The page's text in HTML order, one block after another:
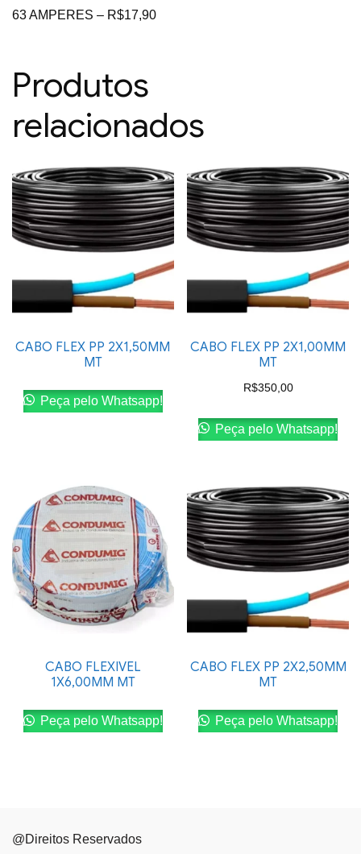
63 AMPERES – R$17,90
Produtos
relacionados
CABO FLEX PP 2X1,50MM
MT
Peça pelo Whatsapp!
CABO FLEX PP 2X1,00MM
MT
R$350,00
Peça pelo Whatsapp!
CABO FLEXIVEL
1X6,00MM MT
Peça pelo Whatsapp!
CABO FLEX PP 2X2,50MM
MT
Peça pelo Whatsapp!
@Direitos Reservados